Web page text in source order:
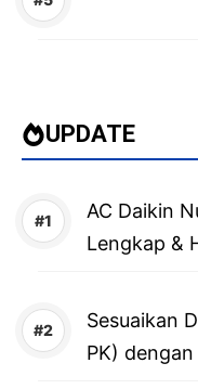
UPDATE
AC Daikin
Lengkap &
Sesuaikan
PK)